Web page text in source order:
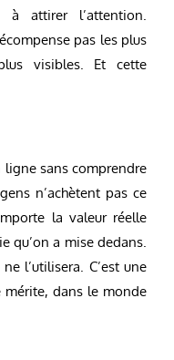
attirer l’attention.
pas les plus
visibles. Et cette
ligne sans comprendre
n’achètent pas ce
la valeur réelle
qu’on a mise dedans.
l’utilisera. C’est une
dans le monde